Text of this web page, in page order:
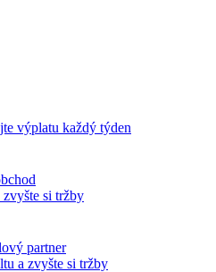
výplatu každý týden
si tržby
partner
a zvyšte si tržby